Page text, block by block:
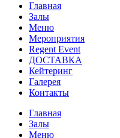
Главная
Залы
Меню
Мероприятия
Regent Event
ДОСТАВКА
Кейтеринг
Галерея
Контакты
Главная
Залы
Меню